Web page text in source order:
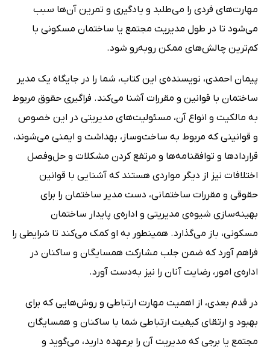
مهارت‌های فردی را می‌طلبد و یادگیری و تمرین آن‌ها سبب
می‌شود تا در طول مدیریت مجتمع یا ساختمان مسکونی با
کم‌ترین چالش‌های ممکن روبه‌‍رو شود.
پیمان احمدی، نویسنده‌ی این کتاب، شما را در جایگاه یک مدیر
ساختمان با قوانین و مقررات آشنا می‌کند. فراگیری حقوق مربوط
به مالکیت و انواع آن، مسئولیت‌های مدیریتی در این خصوص
و قوانینی که مربوط به ساخت‌وساز، بهداشت و ایمنی می‌شوند،
قراردادها و توافقنامه‌ها و مرتفع کردن مشکلات و حل‌وفصل
اختلافات نیز از دیگر مواردی هستند که آشنایی با قوانین
حقوقی و مقررات ساختمانی، دست مدیر ساختمان را برای
بهینه‌سازی شیوه‌ی مدیریتی و اداره‌ی پایدار ساختمان
مسکونی، باز می‌گذارد. همینطور به او کمک می‌کند تا شرایطی را
فراهم آورد که ضمن جلب مشارکت همسایگان و ساکنان در
اداره‌ی امور، رضایت آنان را نیز به‌دست آورد.
در قدم بعدی، از اهمیت مهارت ارتباطی و روش‌هایی که برای
بهبود و ارتقای کیفیت ارتباطی شما با ساکنان و همسایگان
مجتمع یا برجی که مدیریت آن را برعهده دارید، می‌گوید و